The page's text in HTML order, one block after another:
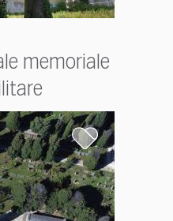
memoriale